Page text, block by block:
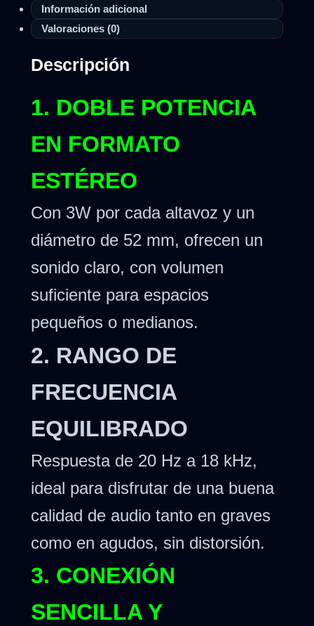
Información adicional
Valoraciones (0)
Descripción
1. DOBLE POTENCIA
EN FORMATO
ESTÉREO
Con 3W por cada altavoz y un
diámetro de 52 mm, ofrecen un
sonido claro, con volumen
suficiente para espacios
pequeños o medianos.
2. RANGO DE
FRECUENCIA
EQUILIBRADO
Respuesta de 20 Hz a 18 kHz,
ideal para disfrutar de una buena
calidad de audio tanto en graves
como en agudos, sin distorsión.
3. CONEXIÓN
SENCILLA Y